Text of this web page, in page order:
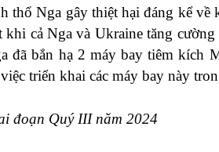
thổ Nga gây thiệt hại đáng kể
khi cả Nga và Ukraine tăng
đã bắn hạ 2 máy bay tiêm kích
triển khai các máy bay này
đoạn Quý III năm 2024